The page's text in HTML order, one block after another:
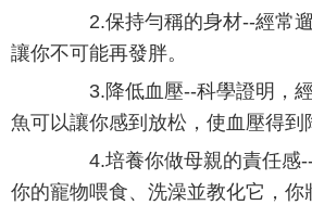
2.保持勻稱的身材--經常遛
讓你不可能再發胖。
3.降低血壓--科學證明，經
魚可以讓你感到放松，使血壓得到
4.培養你做母親的責任感--
你的寵物喂食、洗澡並教化它，你